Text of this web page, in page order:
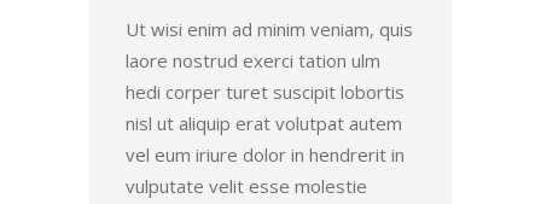
Ut wisi enim ad minim veniam, quis
laore nostrud exerci tation ulm
hedi corper turet suscipit lobortis
nisl ut aliquip erat volutpat autem
vel eum iriure dolor in hendrerit in
vulputate velit esse molestie